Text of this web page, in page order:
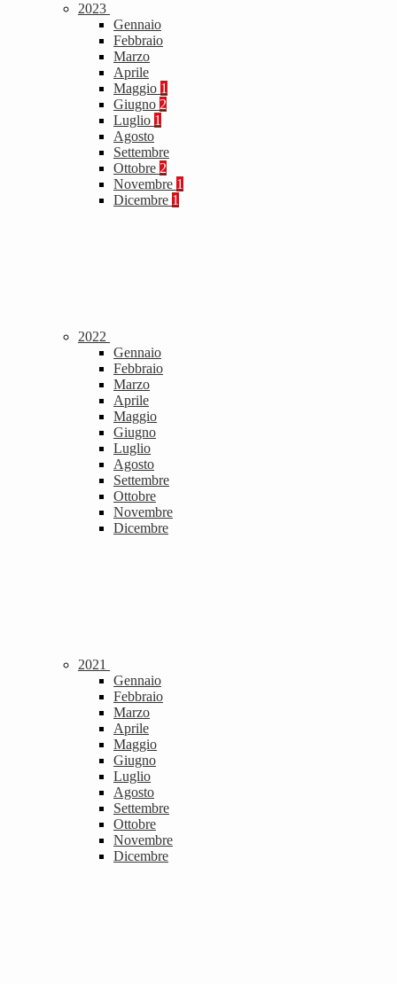
2023
Gennaio
Febbraio
Marzo
Aprile
Maggio 1
Giugno 2
Luglio 1
Agosto
Settembre
Ottobre 2
Novembre 1
Dicembre 1
2022
Gennaio
Febbraio
Marzo
Aprile
Maggio
Giugno
Luglio
Agosto
Settembre
Ottobre
Novembre
Dicembre
2021
Gennaio
Febbraio
Marzo
Aprile
Maggio
Giugno
Luglio
Agosto
Settembre
Ottobre
Novembre
Dicembre